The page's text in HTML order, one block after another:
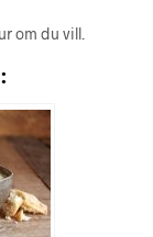
om du vill.